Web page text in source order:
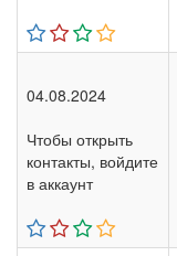
04.08.2024
Чтобы открыть
контакты, войдите
в аккаунт